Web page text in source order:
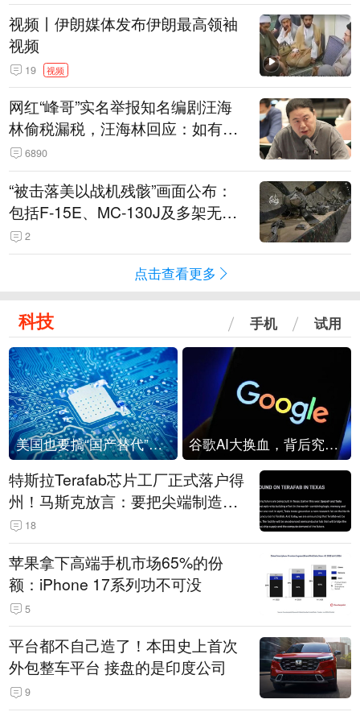
视频丨伊朗媒体发布伊朗最高领袖
视频
19 视频
网红“峰哥”实名举报知名编剧汪海
林偷税漏税，汪海林回应：如有违
法行为，相关机构自会进行评判和
处理
6890
“被击落美以战机残骸”画面公布：
包括F-15E、MC-130J及多架无人
机 2
点击查看更多
科技 手机 试用
美国也要搞“国产替代”？先算清三笔账 谷歌AI大换血，背后究竟发生了什么？
特斯拉Terafab芯片工厂正式落户得
州！马斯克放言：要把尖端制造带
回美国
18
苹果拿下高端手机市场65%的份
额：iPhone 17系列功不可没
5
平台都不自己造了！本田史上首次
外包整车平台 接盘的是印度公司
9